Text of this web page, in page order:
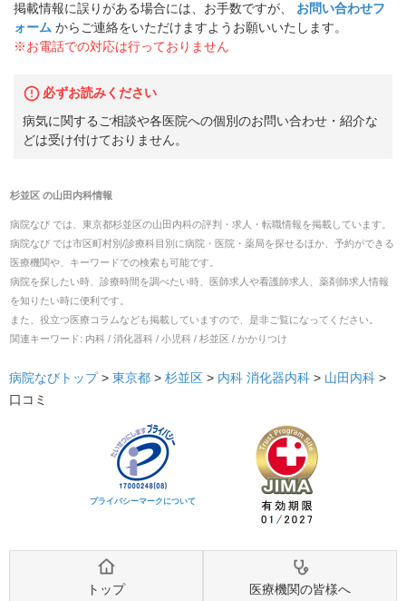
掲載情報に誤りがある場合には、お手数ですが、
お問い合わせフ
ォーム からご連絡をいただけますようお願いいたします。
※お電話での対応は行っておりません
必ずお読みください
病気に関するご相談や各医院への個別のお問い合わせ・紹介な
どは受け付けておりません。
杉並区の山田内科情報
病院なび では、 東京都杉並区の山田内科の評判・求人・転職情報を掲載しています。
病院なび では市区町村別/診療科目別に病院・医院・薬局を探せるほか、予約ができる
医療機関や、キーワードでの検索も可能です。
病院を探したい時、診療時間を調べたい時、医師求人や看護師求人、薬剤師求人情報
を知りたい時に便利です。
また、役立つ医療コラムなども掲載していますので、是非ご覧になってください。
関連キーワード: 内科 / 消化器科 / 小児科 / 杉並区 / かかりつけ
病院なびトップ> 東京都 > 杉並区 > 内科 消化器内科 > 山田内科 >
口コミ
プライバシーマークについて
トップ 医療機関の皆様へ